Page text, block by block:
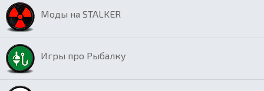
Моды на STALKER
Игры про Рыбалку